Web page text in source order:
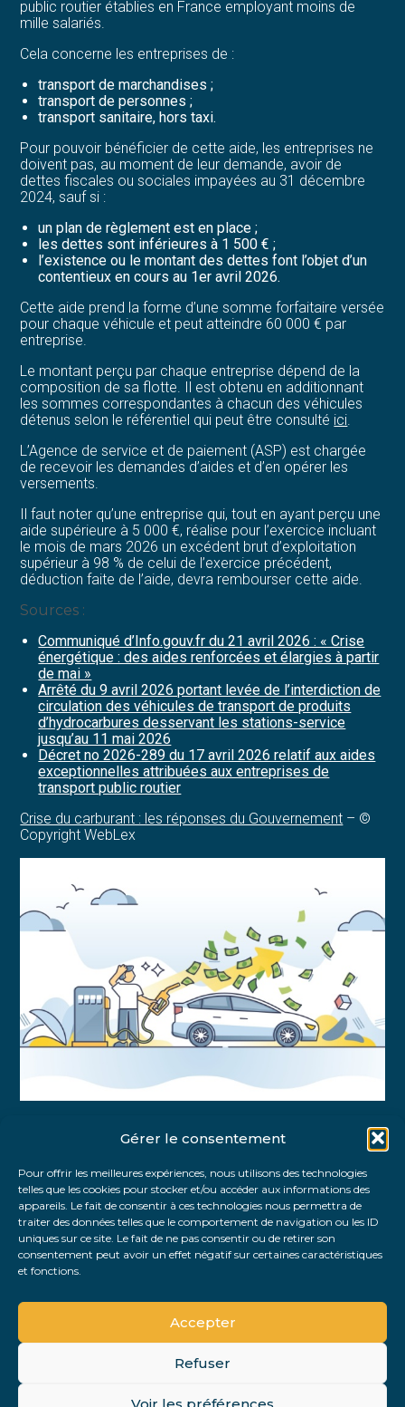
Gérer le consentement
Pour offrir les meilleures expériences, nous utilisons des technologies
telles que les cookies pour stocker et/ou accéder aux informations des
appareils. Le fait de consentir à ces technologies nous permettra de
traiter des données telles que le comportement de navigation ou les ID
uniques sur ce site. Le fait de ne pas consentir ou de retirer son
consentement peut avoir un effet négatif sur certaines caractéristiques
et fonctions.
Accepter
Refuser
Voir les préférences
public routier établies en France employant moins de
mille salariés.
Cela concerne les entreprises de :
transport de marchandises ;
transport de personnes ;
transport sanitaire, hors taxi.
Pour pouvoir bénéficier de cette aide, les entreprises ne
doivent pas, au moment de leur demande, avoir de
dettes fiscales ou sociales impayées au 31 décembre
2024, sauf si :
un plan de règlement est en place ;
les dettes sont inférieures à 1 500 € ;
l’existence ou le montant des dettes font l’objet d’un
contentieux en cours au 1er avril 2026.
Cette aide prend la forme d’une somme forfaitaire versée
pour chaque véhicule et peut atteindre 60 000 € par
entreprise.
Le montant perçu par chaque entreprise dépend de la
composition de sa flotte. Il est obtenu en additionnant
les sommes correspondantes à chacun des véhicules
détenus selon le référentiel qui peut être consulté ici
L’Agence de service et de paiement (ASP) est chargée
de recevoir les demandes d’aides et d’en opérer les
versements.
Il faut noter qu’une entreprise qui, tout en ayant perçu une
aide supérieure à 5 000 €, réalise pour l’exercice incluant
le mois de mars 2026 un excédent brut d’exploitation
supérieur à 98 % de celui de l’exercice précédent,
déduction faite de l’aide, devra rembourser cette aide.
Sources :
Communiqué d’Info.gouv.fr du 21 avril 2026 : « Crise
énergétique : des aides renforcées et élargies à partir
de mai »
Arrêté du 9 avril 2026 portant levée de l’interdiction de
circulation des véhicules de transport de produits
d’hydrocarbures desservant les stations-service
jusqu’au 11 mai 2026
Décret no 2026-289 du 17 avril 2026 relatif aux aides
exceptionnelles attribuées aux entreprises de
transport public routier
Crise du carburant : les réponses du Gouvernement – ©
Copyright WebLex
FaceBook
TwitterLinkedIn